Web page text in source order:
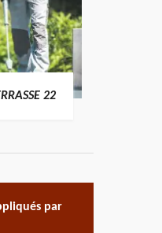
22
par